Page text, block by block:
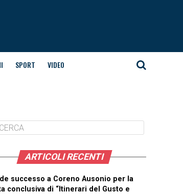
SPORT VIDEO
ARTICOLI RECENTI
successo a Coreno Ausonio per la
conclusiva di “Itinerari del Gusto e